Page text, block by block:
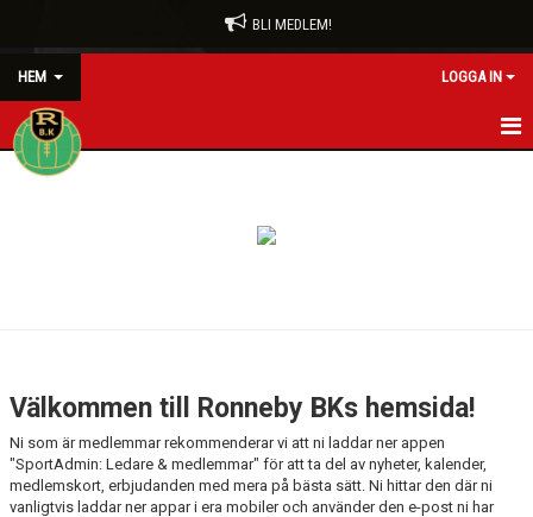
BLI MEDLEM!
HEM LOGGA IN
HEM
VÅRA LAG/TRÄNARE
NYHETER
Välkommen till Ronneby BKs hemsida!
Ni som är medlemmar rekommenderar vi att ni laddar ner appen
"SportAdmin: Ledare & medlemmar" för att ta del av nyheter, kalender,
medlemskort, erbjudanden med mera på bästa sätt. Ni hittar den där ni
vanligtvis laddar ner appar i era mobiler och använder den e-post ni har